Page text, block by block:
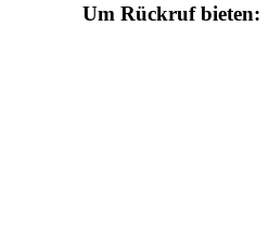
Um Rückruf bieten: